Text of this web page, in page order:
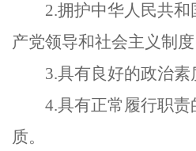
2.拥护中华人民共
产党领导和社会主义制度
3.具有良好的政治素
4.具有正常履行职
质。